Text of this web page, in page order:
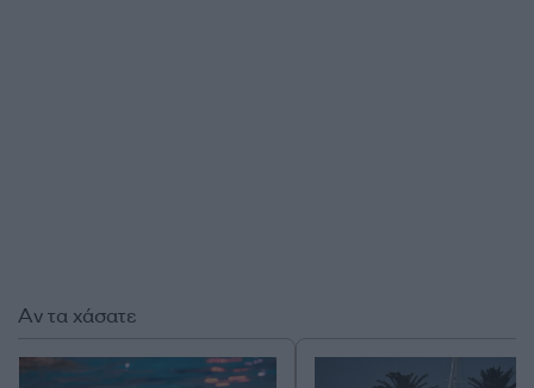
Αν τα χάσατε